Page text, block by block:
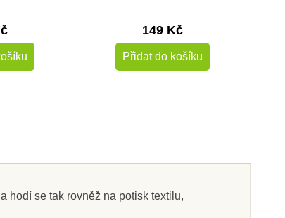
149 Kč
Přidat do košíku
hodí se tak rovněž na potisk textilu,